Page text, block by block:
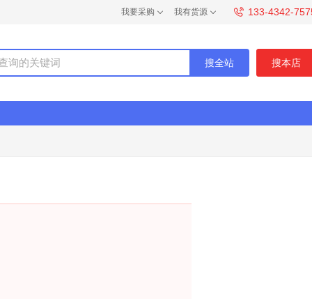
我要采购 我有货源 133-4342-
搜全站 搜本店